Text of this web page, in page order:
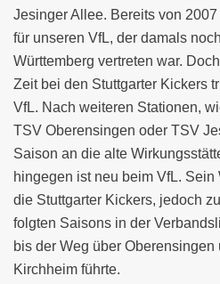
Jesinger Allee. Bereits von
für unseren VfL, der damals
Württemberg vertreten war.
Zeit bei den Stuttgarter Kickers
VfL. Nach weiteren Stationen,
TSV Oberensingen oder TSV
Saison an die alte
hingegen ist neu beim VfL.
die Stuttgarter Kickers, jedoch
folgten Saisons in der
bis der Weg über
Kirchheim führte.